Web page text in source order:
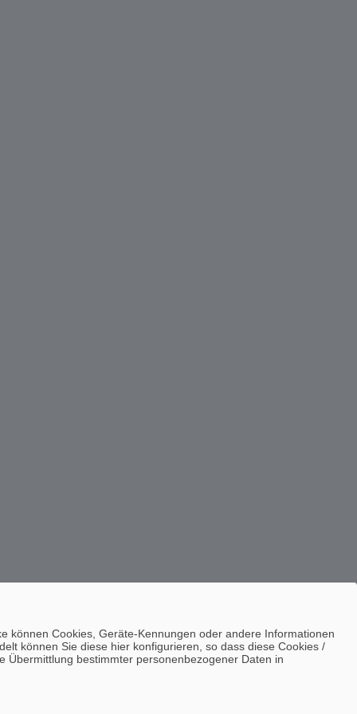
können Cookies, Geräte-Kennungen oder andere Informationen
können Sie diese hier konfigurieren, so dass diese Cookies /
Übermittlung bestimmter personenbezogener Daten in